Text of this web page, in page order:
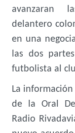
avanzaran
delantero
en una
las dos
futbolista al
La
de la Oral
Radio